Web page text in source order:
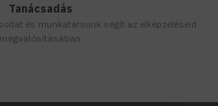
Tanácsadás
és munkatársunk segít az elképzeléseid
megvalósításában.